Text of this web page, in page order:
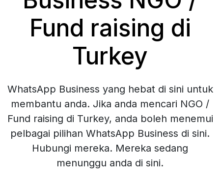
Fund raising di
Turkey
WhatsApp Business yang hebat di sini untuk
membantu anda. Jika anda mencari NGO /
Fund raising di Turkey, anda boleh menemui
pelbagai pilihan WhatsApp Business di sini.
Hubungi mereka. Mereka sedang
menunggu anda di sini.